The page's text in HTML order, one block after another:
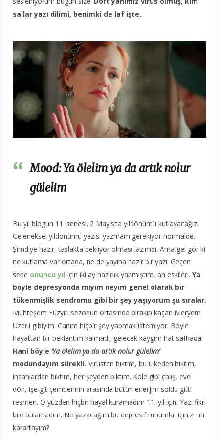
sallar yazı dilimi, benimki de laf işte.
Mood: Ya ölelim ya da artık nolur
gülelim
Bu yıl blogun 11. senesi. 2 Mayıs’ta yıldönümü kutlayacağız.
Geleneksel yıldönümü yazısı yazmam gerekiyor normalde.
Şimdiye hazır, taslakta bekliyor olması lazımdı. Ama gel gör ki
ne kutlama var ortada, ne de yayına hazır bir yazı. Geçen
sene onuncu yıl için iki ay hazırlık yapmıştım, ah eskiler.. Ya
böyle depresyonda mıyım neyim genel olarak bir
tükenmişlik sendromu gibi bir şey yaşıyorum şu sıralar.
Muhteşem Yüzyıl’ı sezonun ortasında bırakıp kaçan Meryem
Uzerli gibiyim. Canım hiçbir şey yapmak istemiyor. Böyle
hayattan bir beklentim kalmadı, gelecek kaygım hat safhada.
Hani böyle ‘Ya ölelim ya da artık nolur gülelim’
modundayım sürekli. Virüsten bıktım, bu ülkeden bıktım,
insanlardan bıktım, her şeyden bıktım. Köle gibi çalış, eve
dön, işe git çemberinin arasında bütün enerjim soldu gitti
resmen. O yüzden hiçbir hayal kuramadım 11. yıl için. Yazı fikri
bile bulamadım. Ne yazacağım bu depresif ruhumla, içinizi mi
karartayım?